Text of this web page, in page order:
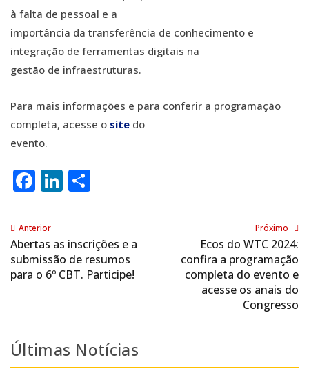
à falta de pessoal e a
importância da transferência de conhecimento e
integração de ferramentas digitais na
gestão de infraestruturas.
Para mais informações e para conferir a programação
completa, acesse o site do
evento.
Facebook
LinkedIn
Anterior
Abertas as inscrições e a
submissão de resumos
para o 6º CBT. Participe!
Próximo
Ecos do WTC 2024:
confira a programação
completa do evento e
acesse os anais do
Congresso
Últimas Notícias